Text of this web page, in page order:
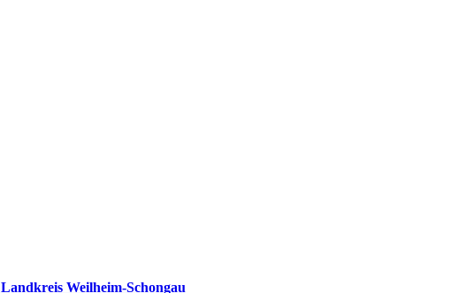
Landkreis Weilheim-Schongau